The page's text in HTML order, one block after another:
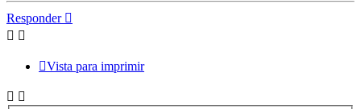
Responder
Vista para imprimir